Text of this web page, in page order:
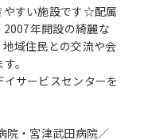
やすい施設です☆配属
年開設の綺麗な
域住民との交流や会
。
サービスセンターを
院・宮津武田病院／